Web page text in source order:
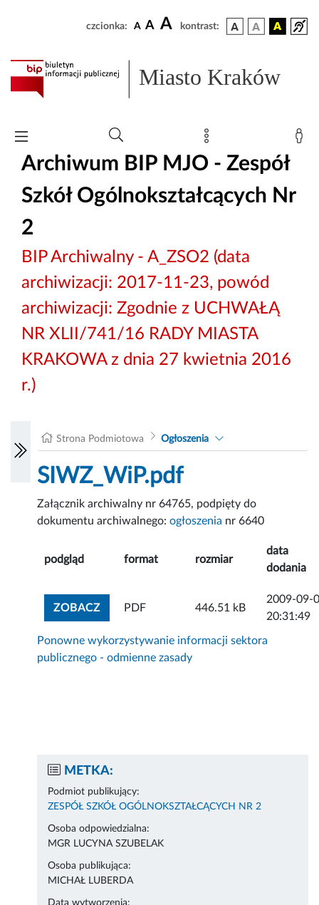
czcionka: A A A kontrast:
Miasto Kraków
Archiwum BIP MJO - Zespół
Szkół Ogólnokształcących Nr
2
BIP Archiwalny - A_ZSO2 (data
archiwizacji: 2017-11-23, powód
archiwizacji: Zgodnie z UCHWAŁĄ
NR XLII/741/16 RADY MIASTA
KRAKOWA z dnia 27 kwietnia 2016
r.)
Strona Podmiotowa Ogłoszenia
SIWZ_WiP.pdf
Załącznik archiwalny nr 64765, podpięty do
dokumentu archiwalnego:ogłoszenia nr 6640
podgląd format rozmiar
data
dodania
ZOBACZZOBACZ ZAŁĄCZNIK
PDF 446.51 kB
2009-09-
20:31:49
Ponowne wykorzystywanie informacji sektora
publicznego - odmienne zasady
METKA:
Podmiot publikujący:
ZESPÓŁ SZKÓŁ OGÓLNOKSZTAŁCĄCYCH NR 2
Osoba odpowiedzialna:
MGR LUCYNA SZUBELAK
Osoba publikująca:
MICHAŁ LUBERDA
Data wytworzenia: